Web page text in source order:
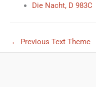
Die Nacht, D 983C
← Previous Text Theme